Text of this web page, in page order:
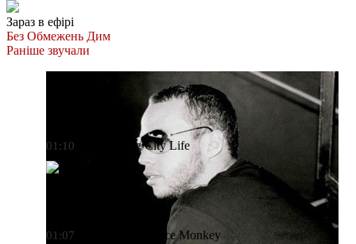
Зараз в ефірі
Без Обмежень Дим
Раніше звучали
01:10 Big City Life
01:07 Dance Monkey